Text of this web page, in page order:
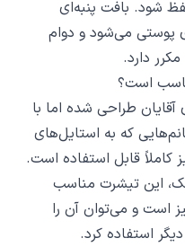
شود. بافت پنبه‌ای
پوستی می‌شود و دوام
دارد.
است؟
طراحی شده اما با
که به استایل‌های
کاملاً قابل استفاده است.
این تیشرت مناسب
است و می‌توان آن را
استفاده کرد.